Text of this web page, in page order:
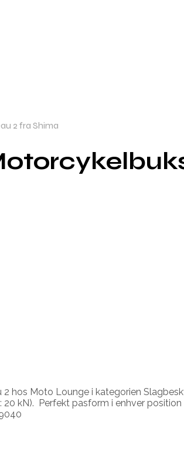
2 fra Shima
hos Moto Lounge i kategorien
kN). Perfekt pasform i enhver